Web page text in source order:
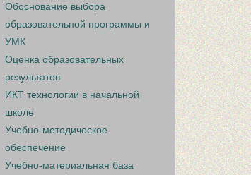
Обоснование выбора
образовательной программы и
УМК
Оценка образовательных
результатов
ИКТ технологии в начальной
школе
Учебно-методическое
обеспечение
Учебно-материальная база